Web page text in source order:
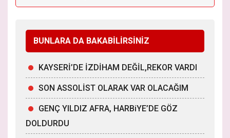
BUNLARA DA BAKABİLİRSİNİZ
KAYSERİ’DE İZDİHAM DEĞİL,REKOR VARDI
SON ASSOLİST OLARAK VAR OLACAĞIM
GENÇ YILDIZ AFRA, HARBiYE’DE GÖZ
DOLDURDU